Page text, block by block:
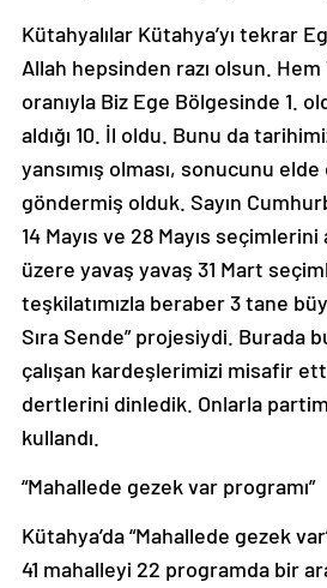
Kütahyalılar Kütahya’yı tekrar
Allah hepsinden razı olsun. Hem
oranıyla Biz Ege Bölgesinde 1.
aldığı 10. İl oldu. Bunu da
yansımış olması, sonucunu
göndermiş olduk. Sayın
14 Mayıs ve 28 Mayıs
üzere yavaş yavaş 31 Mart
teşkilatımızla beraber 3 tane
Sıra Sende” projesiydi. Burada
çalışan kardeşlerimizi misafir
dertlerini dinledik. Onlarla
kullandı.
“Mahallede gezek var programı”
Kütahya’da “Mahallede gezek
41 mahalleyi 22 programda bir